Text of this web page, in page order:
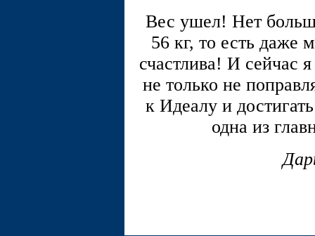
Вес ушел! Нет
56 кг, то есть даже
счастлива! И сейчас
не только не
к Идеалу и
одна из